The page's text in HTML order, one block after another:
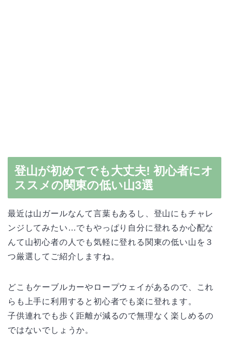
登山が初めてでも大丈夫! 初心者にオ
ススメの関東の低い山3選
最近は山ガールなんて言葉もあるし、登山にもチャレ
ンジしてみたい…でもやっぱり自分に登れるか心配な
んて山初心者の人でも気軽に登れる関東の低い山を３
つ厳選してご紹介しますね。
どこもケーブルカーやロープウェイがあるので、これ
らも上手に利用すると初心者でも楽に登れます。
子供連れでも歩く距離が減るので無理なく楽しめるの
ではないでしょうか。